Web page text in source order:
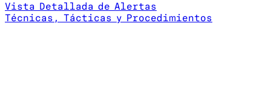
Vista Detallada de Alertas
Técnicas, Tácticas y Procedimientos